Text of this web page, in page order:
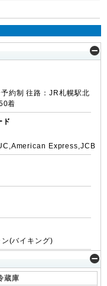
約制 往路：JR札幌駅北
着
ド
Express,JCB
(バイキング)
蔵庫